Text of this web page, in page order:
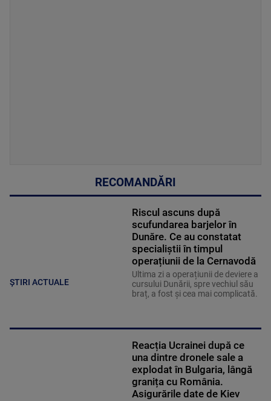
RECOMANDĂRI
ȘTIRI ACTUALE
Riscul ascuns după
scufundarea barjelor în
Dunăre. Ce au constatat
specialiștii în timpul
operațiunii de la Cernavodă
Ultima zi a operațiunii de deviere a
cursului Dunării, spre vechiul său
braț, a fost și cea mai complicată.
Reacția Ucrainei după ce
una dintre dronele sale a
explodat în Bulgaria, lângă
granița cu România.
Asigurările date de Kiev